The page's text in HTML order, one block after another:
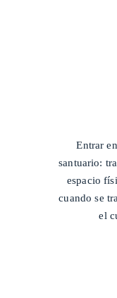
Entrar
santuario:
espacio
cuando se
el